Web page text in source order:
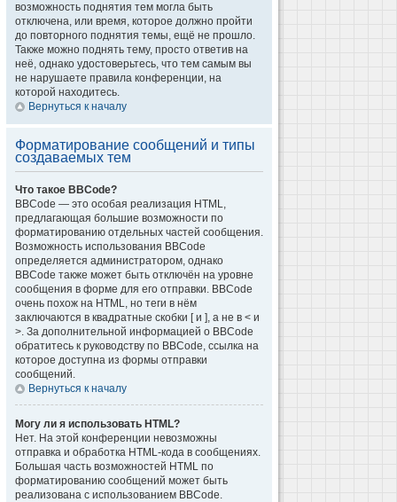
возможность поднятия тем могла быть
отключена, или время, которое должно пройти
до повторного поднятия темы, ещё не прошло.
Также можно поднять тему, просто ответив на
неё, однако удостоверьтесь, что тем самым вы
не нарушаете правила конференции, на
которой находитесь.
Вернуться к началу
Форматирование сообщений и типы
создаваемых тем
Что такое BBCode?
BBCode — это особая реализация HTML,
предлагающая большие возможности по
форматированию отдельных частей сообщения.
Возможность использования BBCode
определяется администратором, однако
BBCode также может быть отключён на уровне
сообщения в форме для его отправки. BBCode
очень похож на HTML, но теги в нём
заключаются в квадратные скобки [ и ], а не в < и
>. За дополнительной информацией о BBCode
обратитесь к руководству по BBCode, ссылка на
которое доступна из формы отправки
сообщений.
Вернуться к началу
Могу ли я использовать HTML?
Нет. На этой конференции невозможны
отправка и обработка HTML-кода в сообщениях.
Большая часть возможностей HTML по
форматированию сообщений может быть
реализована с использованием BBCode.